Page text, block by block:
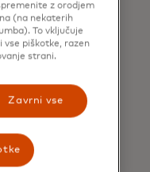
lahko
z orodjem
(na nekaterih
To vključuje
piškotke, razen
strani.
Zavrni vse